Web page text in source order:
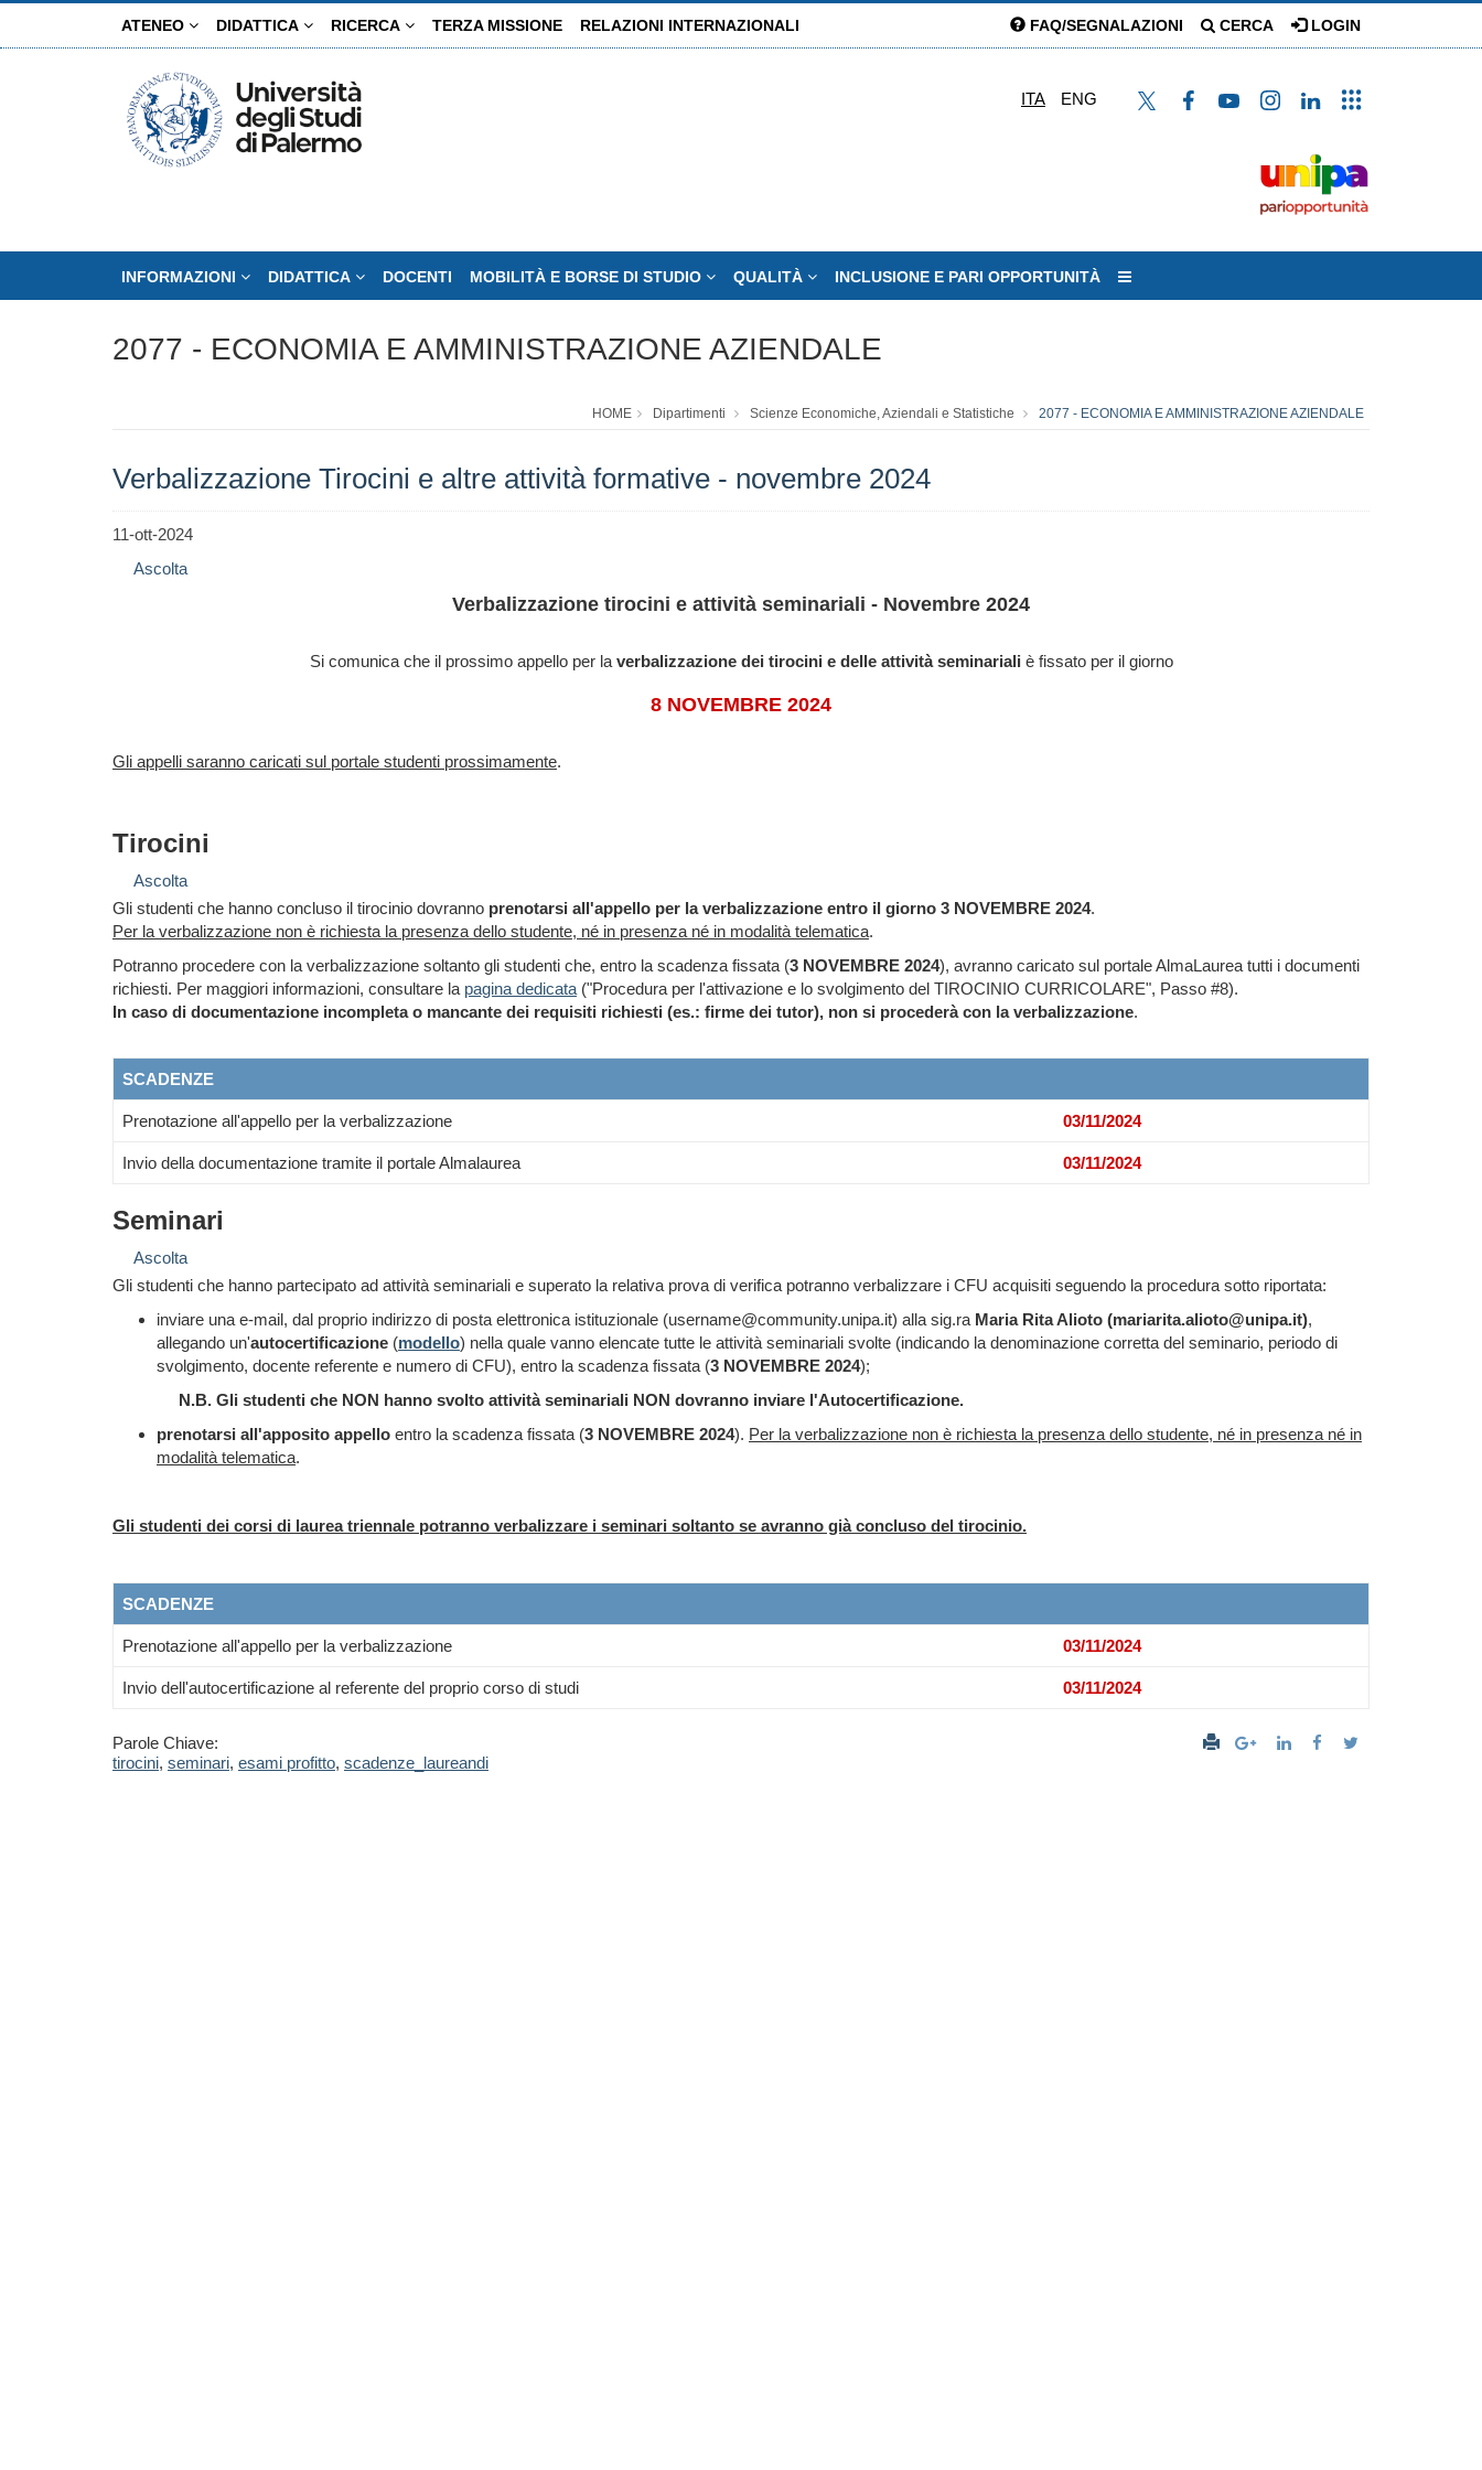
ATENEO DIDATTICA RICERCA TERZA MISSIONE RELAZIONI INTERNAZIONALI FAQ/SEGNALAZIONI CERCA LOGIN
ITA ENG
INFORMAZIONI DIDATTICA DOCENTI MOBILITÀ E BORSE DI STUDIO QUALITÀ INCLUSIONE E PARI OPPORTUNITÀ
2077 - ECONOMIA E AMMINISTRAZIONE AZIENDALE
HOME Dipartimenti Scienze Economiche, Aziendali e Statistiche 2077 - ECONOMIA E AMMINISTRAZIONE AZIENDALE
Verbalizzazione Tirocini e altre attività formative - novembre 2024
11-ott-2024
Ascolta
Verbalizzazione tirocini e attività seminariali - Novembre 2024
Si comunica che il prossimo appello per la verbalizzazione dei tirocini e delle attività seminariali è fissato per il giorno
8 NOVEMBRE 2024
Gli appelli saranno caricati sul portale studenti prossimamente.
Tirocini
Ascolta
Gli studenti che hanno concluso il tirocinio dovranno prenotarsi all'appello per la verbalizzazione entro il giorno 3 NOVEMBRE 2024.
Per la verbalizzazione non è richiesta la presenza dello studente, né in presenza né in modalità telematica.
Potranno procedere con la verbalizzazione soltanto gli studenti che, entro la scadenza fissata (3 NOVEMBRE 2024), avranno caricato sul portale AlmaLaurea tutti i documenti
richiesti. Per maggiori informazioni, consultare la pagina dedicata ("Procedura per l'attivazione e lo svolgimento del TIROCINIO CURRICOLARE", Passo #8).
In caso di documentazione incompleta o mancante dei requisiti richiesti (es.: firme dei tutor), non si procederà con la verbalizzazione.
SCADENZE
Prenotazione all'appello per la verbalizzazione 03/11/2024
Invio della documentazione tramite il portale Almalaurea 03/11/2024
Seminari
Ascolta
Gli studenti che hanno partecipato ad attività seminariali e superato la relativa prova di verifica potranno verbalizzare i CFU acquisiti seguendo la procedura sotto riportata:
inviare una e-mail, dal proprio indirizzo di posta elettronica istituzionale (username@community.unipa.it) alla sig.ra Maria Rita Alioto (mariarita.alioto@unipa.it),
allegando un'autocertificazione (modello) nella quale vanno elencate tutte le attività seminariali svolte (indicando la denominazione corretta del seminario, periodo di
svolgimento, docente referente e numero di CFU), entro la scadenza fissata (3 NOVEMBRE 2024);
N.B. Gli studenti che NON hanno svolto attività seminariali NON dovranno inviare l'Autocertificazione.
prenotarsi all'apposito appello entro la scadenza fissata (3 NOVEMBRE 2024). Per la verbalizzazione non è richiesta la presenza dello studente, né in presenza né in
modalità telematica.
Gli studenti dei corsi di laurea triennale potranno verbalizzare i seminari soltanto se avranno già concluso del tirocinio.
SCADENZE
Prenotazione all'appello per la verbalizzazione 03/11/2024
Invio dell'autocertificazione al referente del proprio corso di studi 03/11/2024
Parole Chiave:
tirocini, seminari, esami profitto, scadenze_laureandi